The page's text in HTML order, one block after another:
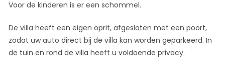
Voor de kinderen is er een schommel.
De villa heeft een eigen oprit, afgesloten met een poort,
zodat uw auto direct bij de villa kan worden geparkeerd. In
de tuin en rond de villa heeft u voldoende privacy.